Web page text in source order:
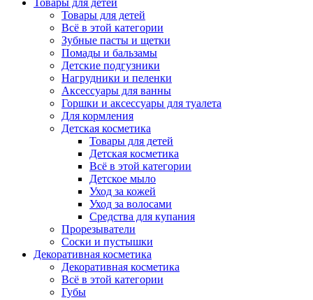
Товары для детей
Товары для детей
Всё в этой категории
Зубные пасты и щетки
Помады и бальзамы
Детские подгузники
Нагрудники и пеленки
Аксессуары для ванны
Горшки и аксессуары для туалета
Для кормления
Детская косметика
Товары для детей
Детская косметика
Всё в этой категории
Детское мыло
Уход за кожей
Уход за волосами
Средства для купания
Прорезыватели
Соски и пустышки
Декоративная косметика
Декоративная косметика
Всё в этой категории
Губы